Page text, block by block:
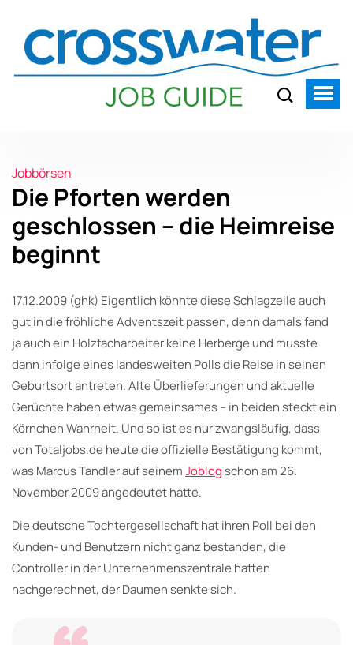
Jobbörsen
Die Pforten werden
geschlossen – die Heimreise
beginnt
17.12.2009 (ghk) Eigentlich könnte diese Schlagzeile auch
gut in die fröhliche Adventszeit passen, denn damals fand
ja auch ein Holzfacharbeiter keine Herberge und musste
dann infolge eines landesweiten Polls die Reise in seinen
Geburtsort antreten. Alte Überlieferungen und aktuelle
Gerüchte haben etwas gemeinsames – in beiden steckt ein
Körnchen Wahrheit. Und so ist es nur zwangsläufig, dass
von Totaljobs.de heute die offizielle Bestätigung kommt,
was Marcus Tandler auf seinemJoblogschon am 26.
November 2009 angedeutet hatte.
Die deutsche Tochtergesellschaft hat ihren Poll bei den
Kunden- und Benutzern nicht ganz bestanden, die
Controller in der Unternehmenszentrale hatten
nachgerechnet, der Daumen senkte sich.